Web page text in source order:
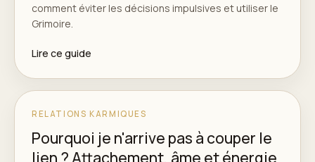
comment éviter les décisions impulsives et utiliser le
Grimoire.
Lire ce guide
RELATIONS KARMIQUES
Pourquoi je n'arrive pas à couper le
lien ? Attachement, âme et énergie